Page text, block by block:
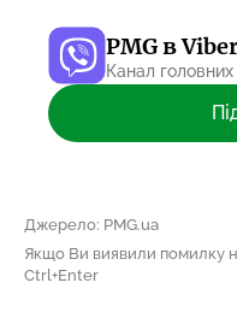
PMG в
Канал
Джерело: PMG.ua
Якщо Ви виявили помилку на
Ctrl+Enter